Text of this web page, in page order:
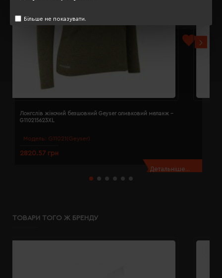
Більше не показувати.
Модель: G11021(Geyser)
Лонгслів жіночий безшовний Geyser оливковий меланж -
G110215623XL
2820.57 грн
Детальніше...
ТОВАРИ ТОГО Ж БРЕНДУ